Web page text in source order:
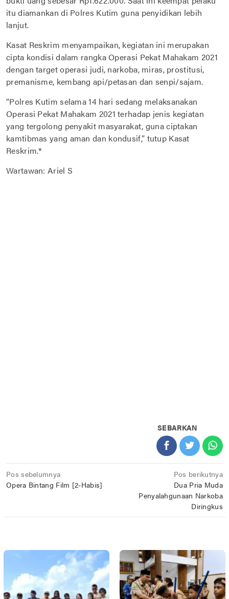
itu diamankan di Polres Kutim guna penyidikan lebih
lanjut.
Kasat Reskrim menyampaikan, kegiatan ini merupakan
cipta kondisi dalam rangka Operasi Pekat Mahakam 2021
dengan target operasi judi, narkoba, miras, prostitusi,
premanisme, kembang api/petasan dan senpi/sajam.
“Polres Kutim selama 14 hari sedang melaksanakan
Operasi Pekat Mahakam 2021 terhadap jenis kegiatan
yang tergolong penyakit masyarakat, guna ciptakan
kamtibmas yang aman dan kondusif,” tutup Kasat
Reskrim.*
Wartawan: Ariel S
SEBARKAN
Navigasi
pos
Pos sebelumnya
Opera Bintang Film [2-Habis]
Pos berikutnya
Dua Pria Muda
Penyalahgunaan Narkoba
Diringkus